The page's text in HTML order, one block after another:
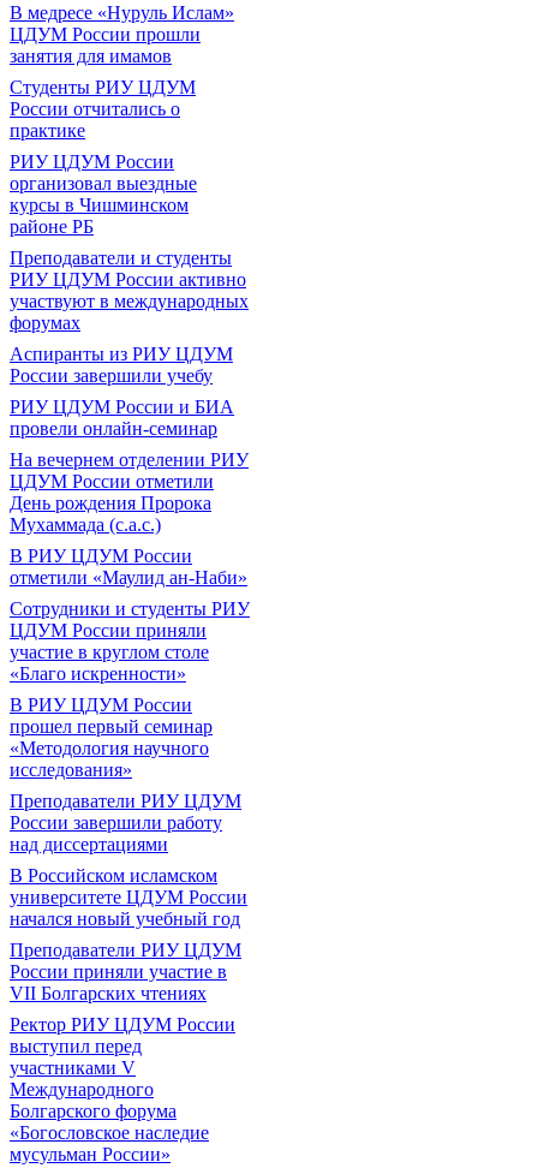
В медресе «Нуруль Ислам»
ЦДУМ России прошли
занятия для имамов
Студенты РИУ ЦДУМ
России отчитались о
практике
РИУ ЦДУМ России
организовал выездные
курсы в Чишминском
районе РБ
Преподаватели и студенты
РИУ ЦДУМ России активно
участвуют в международных
форумах
Аспиранты из РИУ ЦДУМ
России завершили учебу
РИУ ЦДУМ России и БИА
провели онлайн-семинар
На вечернем отделении РИУ
ЦДУМ России отметили
День рождения Пророка
Мухаммада (с.а.с.)
В РИУ ЦДУМ России
отметили «Маулид ан-Наби»
Сотрудники и студенты РИУ
ЦДУМ России приняли
участие в круглом столе
«Благо искренности»
В РИУ ЦДУМ России
прошел первый семинар
«Методология научного
исследования»
Преподаватели РИУ ЦДУМ
России завершили работу
над диссертациями
В Российском исламском
университете ЦДУМ России
начался новый учебный год
Преподаватели РИУ ЦДУМ
России приняли участие в
VII Болгарских чтениях
Ректор РИУ ЦДУМ России
выступил перед
участниками V
Международного
Болгарского форума
«Богословское наследие
мусульман России»